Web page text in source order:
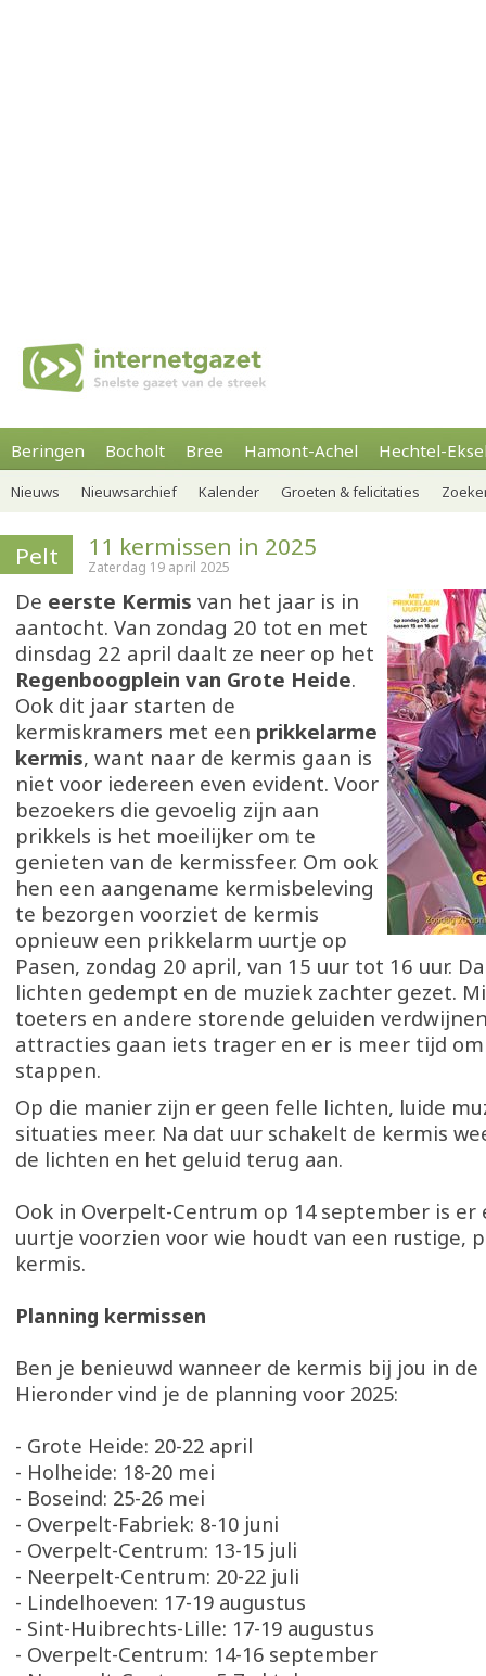
Beringen Bocholt Bree Hamont-Achel Hechtel-
Nieuws Nieuwsarchief Kalender Groeten & felicitaties
Pelt 11 kermissen in 2025
Zaterdag 19 april 2025
De eerste Kermis van het jaar is in
aantocht. Van zondag 20 tot en met
dinsdag 22 april daalt ze neer op het
Regenboogplein van Grote Heide.
Ook dit jaar starten de
kermiskramers met een prikkelarme
kermis, want naar de kermis gaan is
niet voor iedereen even evident. Voor
bezoekers die gevoelig zijn aan
prikkels is het moeilijker om te
genieten van de kermissfeer. Om ook
hen een aangename kermisbeleving
te bezorgen voorziet de kermis
opnieuw een prikkelarm uurtje op
Pasen, zondag 20 april, van 15 uur tot 16 uur.
lichten gedempt en de muziek zachter gezet.
toeters en andere storende geluiden
attracties gaan iets trager en er is meer tijd
stappen.
Op die manier zijn er geen felle lichten, luide
situaties meer. Na dat uur schakelt de kermis
de lichten en het geluid terug aan.
Ook in Overpelt-Centrum op 14 september is
uurtje voorzien voor wie houdt van een rustige,
kermis.
Planning kermissen
Ben je benieuwd wanneer de kermis bij jou in
Hieronder vind je de planning voor 2025:
- Grote Heide: 20-22 april
- Holheide: 18-20 mei
- Boseind: 25-26 mei
- Overpelt-Fabriek: 8-10 juni
- Overpelt-Centrum: 13-15 juli
- Neerpelt-Centrum: 20-22 juli
- Lindelhoeven: 17-19 augustus
- Sint-Huibrechts-Lille: 17-19 augustus
- Overpelt-Centrum: 14-16 september